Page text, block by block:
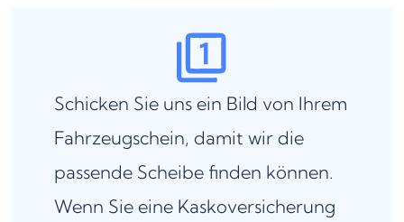
Schicken Sie uns ein Bild von Ihrem
Fahrzeugschein, damit wir die
passende Scheibe finden können.
Wenn Sie eine Kaskoversicherung